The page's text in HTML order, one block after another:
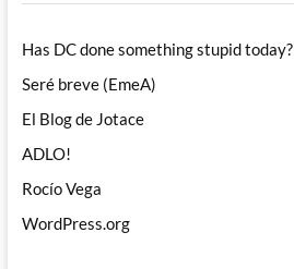
Has DC done something stupid today?
Seré breve (EmeA)
El Blog de Jotace
ADLO!
Rocío Vega
WordPress.org